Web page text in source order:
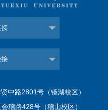
接
接
中路2801号（镜湖校区）
稽路428号（稽山校区）